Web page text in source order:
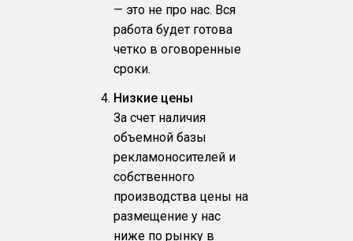
— это не про нас. Вся
работа будет готова
четко в оговоренные
сроки.
Низкие цены
За счет наличия
объемной базы
рекламоносителей и
собственного
производства цены на
размещение у нас
ниже по рынку в